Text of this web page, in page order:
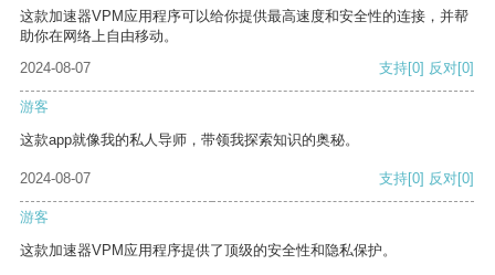
这款加速器VPM应用程序可以给你提供最高速度和安全性的连接，并帮
助你在网络上自由移动。
2024-08-07
支持[0] 反对[0]
游客
这款app就像我的私人导师，带领我探索知识的奥秘。
2024-08-07 支持[0] 反对[0]
游客
这款加速器VPM应用程序提供了顶级的安全性和隐私保护。